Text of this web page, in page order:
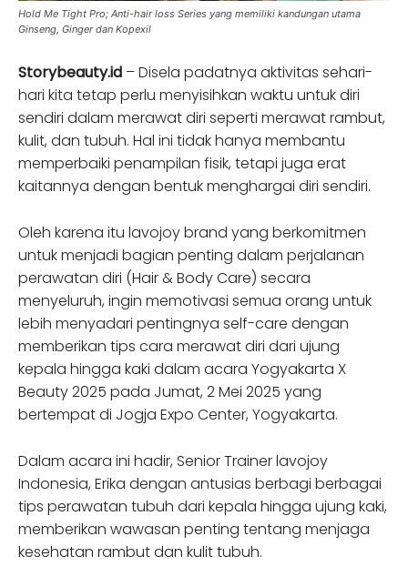
Hold Me Tight Pro; Anti-hair loss Series yang memiliki kandungan utama
Ginseng, Ginger dan Kopexil
Storybeauty.id – Disela padatnya aktivitas sehari-
hari kita tetap perlu menyisihkan waktu untuk diri
sendiri dalam merawat diri seperti merawat rambut,
kulit, dan tubuh. Hal ini tidak hanya membantu
memperbaiki penampilan fisik, tetapi juga erat
kaitannya dengan bentuk menghargai diri sendiri.
Oleh karena itu lavojoy brand yang berkomitmen
untuk menjadi bagian penting dalam perjalanan
perawatan diri (Hair & Body Care) secara
menyeluruh, ingin memotivasi semua orang untuk
lebih menyadari pentingnya self-care dengan
memberikan tips cara merawat diri dari ujung
kepala hingga kaki dalam acara Yogyakarta X
Beauty 2025 pada Jumat, 2 Mei 2025 yang
bertempat di Jogja Expo Center, Yogyakarta.
Dalam acara ini hadir, Senior Trainer lavojoy
Indonesia, Erika dengan antusias berbagi berbagai
tips perawatan tubuh dari kepala hingga ujung kaki,
memberikan wawasan penting tentang menjaga
kesehatan rambut dan kulit tubuh.